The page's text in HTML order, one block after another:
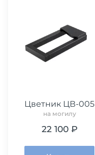
Цветник ЦВ-005
на могилу
22 100 ₽